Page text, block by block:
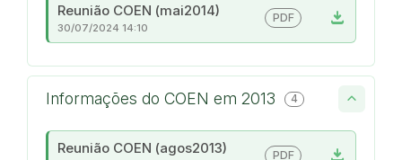
Reunião COEN (mai2014) download
PDF
30/07/2024 14:10
Informações do COEN em 2013 4
Reunião COEN (agos2013) download
PDF